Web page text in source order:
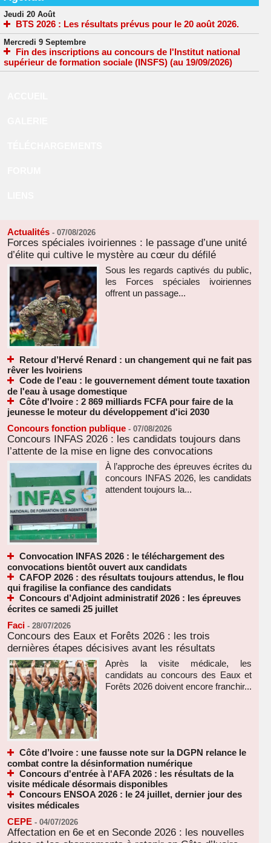
Jeudi 20 Août
BTS 2026 : Les résultats prévus pour le 20 août 2026.
Mercredi 9 Septembre
Fin des inscriptions au concours de l'Institut national
supérieur de formation sociale (INSFS) (au 19/09/2026)
Actualités - 07/08/2026
Forces spéciales ivoiriennes : le passage d’une unité
d’élite qui cultive le mystère au cœur du défilé
Sous les regards captivés du public,
les Forces spéciales ivoiriennes
offrent un passage...
Retour d’Hervé Renard : un changement qui ne fait pas
rêver les Ivoiriens
Code de l'eau : le gouvernement dément toute taxation
de l'eau à usage domestique
Côte d'Ivoire : 2 869 milliards FCFA pour faire de la
jeunesse le moteur du développement d'ici 2030
Concours fonction publique - 07/08/2026
Concours INFAS 2026 : les candidats toujours dans
l’attente de la mise en ligne des convocations
À l’approche des épreuves écrites du
concours INFAS 2026, les candidats
attendent toujours la...
Convocation INFAS 2026 : le téléchargement des
convocations bientôt ouvert aux candidats
CAFOP 2026 : des résultats toujours attendus, le flou
qui fragilise la confiance des candidats
Concours d’Adjoint administratif 2026 : les épreuves
écrites ce samedi 25 juillet
Faci - 28/07/2026
Concours des Eaux et Forêts 2026 : les trois
dernières étapes décisives avant les résultats
Après la visite médicale, les
candidats au concours des Eaux et
Forêts 2026 doivent encore franchir...
Côte d’Ivoire : une fausse note sur la DGPN relance le
combat contre la désinformation numérique
Concours d'entrée à l'AFA 2026 : les résultats de la
visite médicale désormais disponibles
Concours ENSOA 2026 : le 24 juillet, dernier jour des
visites médicales
CEPE - 04/07/2026
Affectation en 6e et en Seconde 2026 : les nouvelles